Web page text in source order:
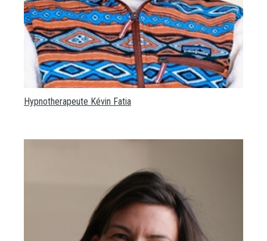
Hypnotherapeute Kévin Fatia